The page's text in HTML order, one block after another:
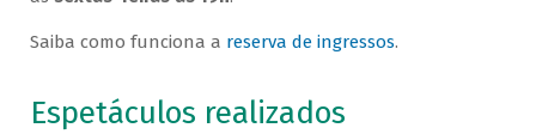
Saiba como funciona a reserva de ingressos.
Espetáculos realizados